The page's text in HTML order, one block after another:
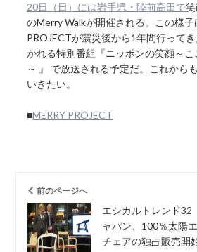
20日（日）には岩手県・陸前高田で
のMerry Walkが開催される。この様子
PROJECTが震災後から1年間行って
かれる特別番組『ニッポンの笑顔～
～ 』 で放送される予定だ。これから
いきたい。
■MERRY PROJECT
前のページへ
エシカルトレンド
ャパン、100％太陽
チェアの独占販売開